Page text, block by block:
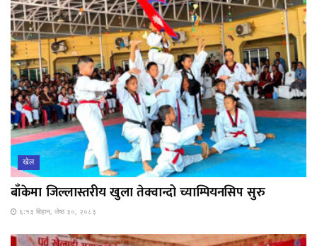
खेल
बाँकेमा जिल्लास्तरीय खुला तेक्वान्दो च्याम्पियनसिप सुरु
६:१३ बिहान, जेष्ठ ३०, २०८३